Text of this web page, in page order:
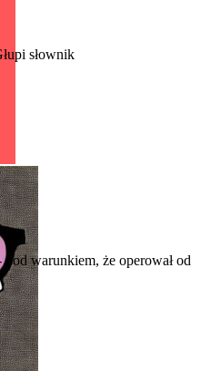
słownik
warunkiem, że operował od